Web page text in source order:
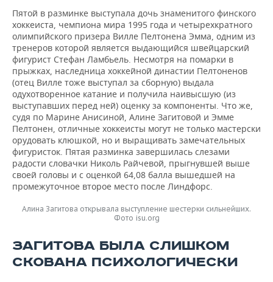
Пятой в разминке выступала дочь знаменитого финского
хоккеиста, чемпиона мира 1995 года и четырехкратного
олимпийского призера Вилле Пелтонена Эмма, одним из
тренеров которой является выдающийся швейцарский
фигурист Стефан Ламбьель. Несмотря на помарки в
прыжках, наследница хоккейной династии Пелтоненов
(отец Вилле тоже выступал за сборную) выдала
одухотворенное катание и получила наивысшую (из
выступавших перед ней) оценку за компоненты. Что же,
судя по Марине Анисиной, Алине Загитовой и Эмме
Пелтонен, отличные хоккеисты могут не только мастерски
орудовать клюшкой, но и выращивать замечательных
фигуристок. Пятая разминка завершилась слезами
радости словачки Николь Райчевой, прыгнувшей выше
своей головы и с оценкой 64,08 балла вышедшей на
промежуточное второе место после Линдфорс.
Алина Загитова открывала выступление шестерки сильнейших.
Фото isu.org
ЗАГИТОВА БЫЛА СЛИШКОМ
СКОВАНА ПСИХОЛОГИЧЕСКИ